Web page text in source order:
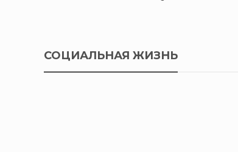
СОЦИАЛЬНАЯ ЖИЗНЬ